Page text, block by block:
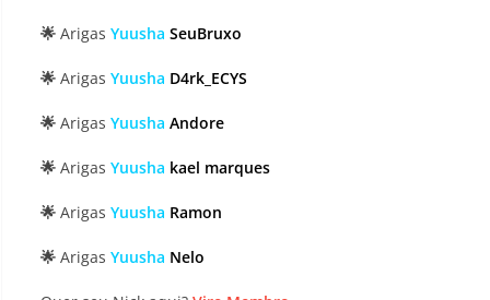
🌟 Arigas Yuusha SeuBruxo
🌟 Arigas Yuusha D4rk_ECYS
🌟 Arigas Yuusha Andore
🌟 Arigas Yuusha kael marques
🌟 Arigas Yuusha Ramon
🌟 Arigas Yuusha Nelo